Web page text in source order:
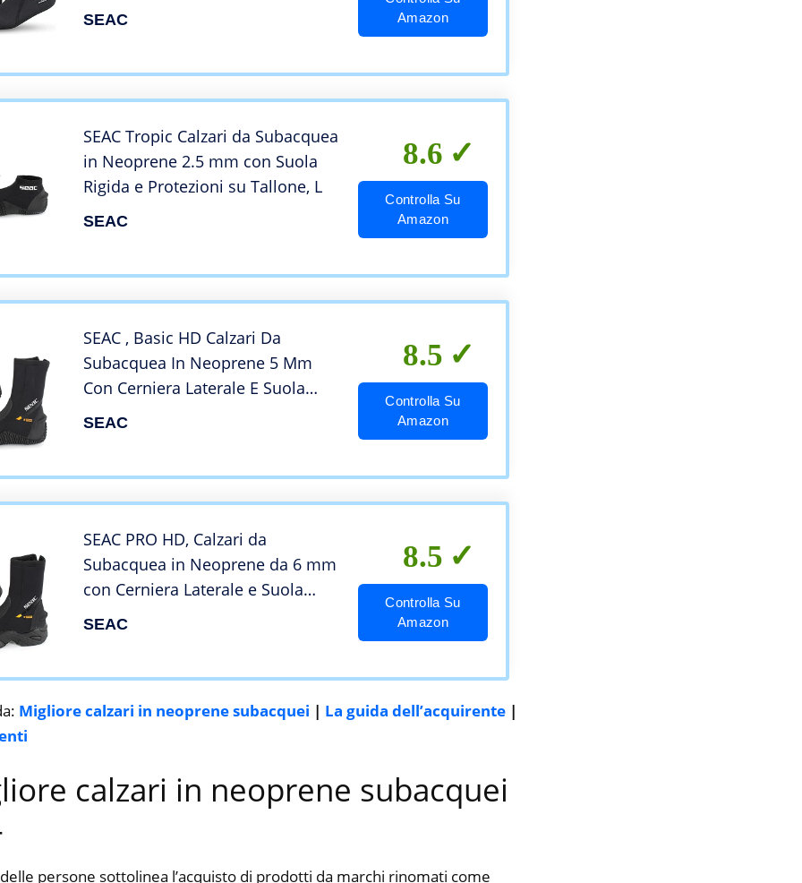
SEAC
Amazon
SEAC Tropic Calzari da Subacquea
in Neoprene 2.5 mm con Suola
Rigida e Protezioni su Tallone, L
SEAC
8.6
Controlla Su
Amazon
SEAC , Basic HD Calzari Da
Subacquea In Neoprene 5 Mm
Con Cerniera Laterale E Suola
Semi Rigida Unisex Adulto, Neri,
SEAC
8.5
Controlla Su
Amazon
SEAC PRO HD, Calzari da
Subacquea in Neoprene da 6 mm
con Cerniera Laterale e Suola
Rigida in Gomma Unisex-Adult,
SEAC
8.5
Controlla Su
Amazon
Migliore calzari in neoprene subacquei | La guida dell’acquirente |
calzari in neoprene subacquei
persone sottolinea l’acquisto di prodotti da marchi rinomati come